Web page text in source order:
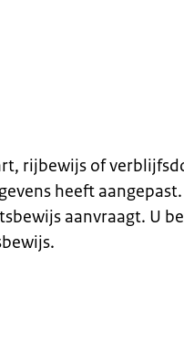
rijbewijs of
heeft
aanvraagt. U